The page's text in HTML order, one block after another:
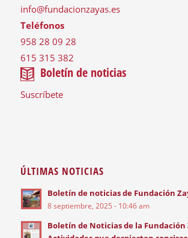
info@fundacionzayas.es
Teléfonos
958 28 09 28
615 315 382
Boletín de noticias
Suscríbete
ÚLTIMAS NOTICIAS
Boletín de noticias de Fundación
8 septiembre, 2025 - 10:46 am
Boletín de Noticias de la Fundación